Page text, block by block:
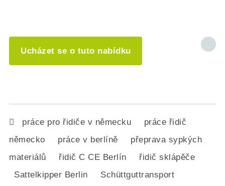
Ucházet se o tuto nabídku
práce pro řidiče v německu
práce řidič
německo
práce v berlíně
přeprava sypkých
materiálů
řidič C CE Berlín
řidič sklápěče
Sattelkipper Berlin
Schüttguttransport